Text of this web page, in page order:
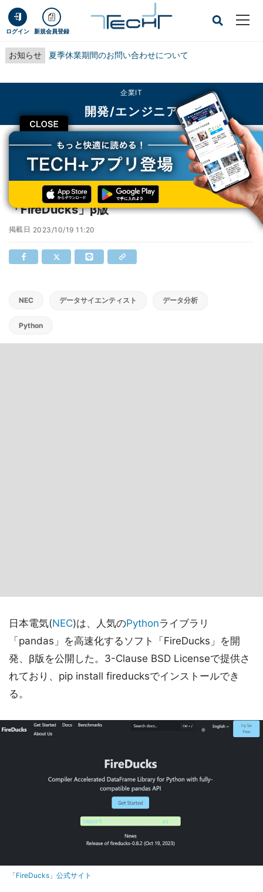
ログイン 新規会員登録
お知らせ 夏季休業期間のお問い合わせについて
CLOSE
企業IT
開発/エンジニア
TECH+ 企業IT
開発/エンジニア
NEC、Pythonライブラリ高速化ソフト「FireDucks」β版
NEC、Pythonライブラリ高速化ソフト
「FireDucks」β版
掲載日 2023/10/19 11:20
NEC データサイエンティスト データ分析
Python
日本電気(NEC)は、人気のPythonライブラリ
「pandas」を高速化するソフト「FireDucks」を開
発、β版を公開した。3-Clause BSD Licenseで提供さ
れており、pip install fireducksでインストールでき
る。
「FireDucks」公式サイト